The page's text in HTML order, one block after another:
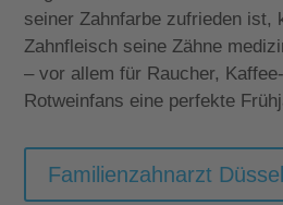
seiner Zahnfarbe zufrieden ist,
Zahnfleisch seine Zähne
– vor allem für Raucher,
Rotweinfans eine perfekte
Familienzahnarzt